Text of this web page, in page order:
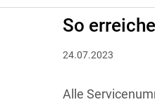
So
24.07.2023
Alle